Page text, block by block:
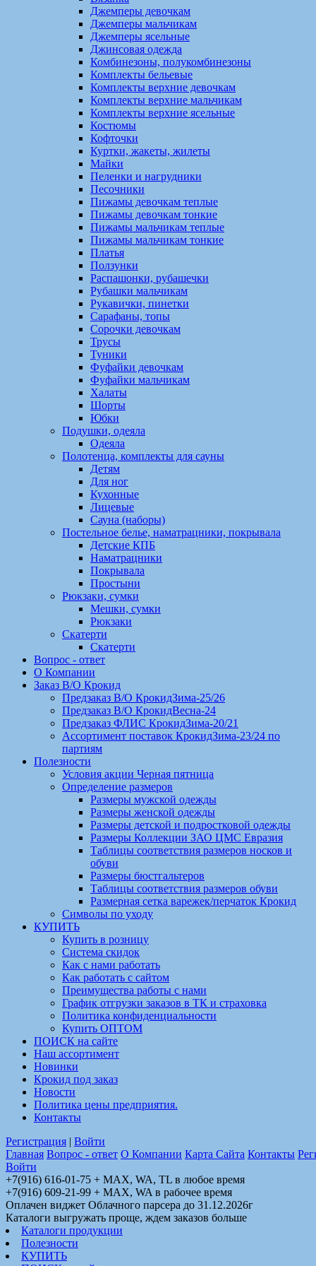
Джемперы девочкам
Джемперы мальчикам
Джемперы ясельные
Джинсовая одежда
Комбинезоны, полукомбинезоны
Комплекты бельевые
Комплекты верхние девочкам
Комплекты верхние мальчикам
Комплекты верхние ясельные
Костюмы
Кофточки
Куртки, жакеты, жилеты
Майки
Пеленки и нагрудники
Песочники
Пижамы девочкам теплые
Пижамы девочкам тонкие
Пижамы мальчикам теплые
Пижамы мальчикам тонкие
Платья
Ползунки
Распашонки, рубашечки
Рубашки мальчикам
Рукавички, пинетки
Сарафаны, топы
Сорочки девочкам
Трусы
Туники
Фуфайки девочкам
Фуфайки мальчикам
Халаты
Шорты
Юбки
Подушки, одеяла
Одеяла
Полотенца, комплекты для сауны
Детям
Для ног
Кухонные
Лицевые
Сауна (наборы)
Постельное белье, наматрацники, покрывала
Детские КПБ
Наматрацники
Покрывала
Простыни
Рюкзаки, сумки
Мешки, сумки
Рюкзаки
Скатерти
Скатерти
Вопрос - ответ
О Компании
Заказ В/О Крокид
Предзаказ В/О КрокидЗима-25/26
Предзаказ В/О КрокидВесна-24
Предзаказ ФЛИС КрокидЗима-20/21
Ассортимент поставок КрокидЗима-23/24 по
партиям
Полезности
Условия акции Черная пятница
Определение размеров
Размеры мужской одежды
Размеры женской одежды
Размеры детской и подростковой одежды
Размеры Коллекции ЗАО ЦМС Евразия
Таблицы соответствия размеров носков и
обуви
Размеры бюстгальтеров
Таблицы соответствия размеров обуви
Размерная сетка варежек/перчаток Крокид
Символы по уходу
КУПИТЬ
Купить в розницу
Система скидок
Как с нами работать
Как работать с сайтом
Преимущества работы с нами
График отгрузки заказов в ТК и страховка
Политика конфиденциальности
Купить ОПТОМ
ПОИСК на сайте
Наш ассортимент
Новинки
Крокид под заказ
Новости
Политика цены предприятия.
Контакты
Регистрация | Войти
Главная Вопрос - ответ О Компании Карта Сайта Контакты
Войти
+7(916) 616-01-75 + MAX, WA, TL в любое время
+7(916) 609-21-99 + MAX, WA в рабочее время
Оплачен виджет Облачного парсера до 31.12.2026г
Каталоги выгружать проще, ждем заказов больше
Каталоги продукции
Полезности
КУПИТЬ